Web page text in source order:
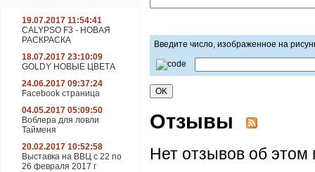
19.07.2017 11:54:41
CALYPSO F3 - НОВАЯ
РАСКРАСКА
18.07.2017 23:10:09
GOLDY НОВЫЕ ЦВЕТА
24.06.2017 09:37:24
Facebook страница
04.05.2017 05:09:50
Воблера для ловли
Тайменя
20.02.2017 10:52:58
Выставка на ВВЦ с 22 по
26 февраля 2017 г
Введите число, изображенное на
Отзывы
Нет отзывов об этом